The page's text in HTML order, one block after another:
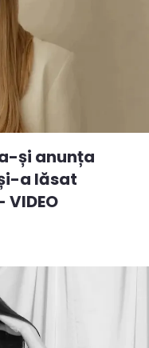
și anunța
a lăsat